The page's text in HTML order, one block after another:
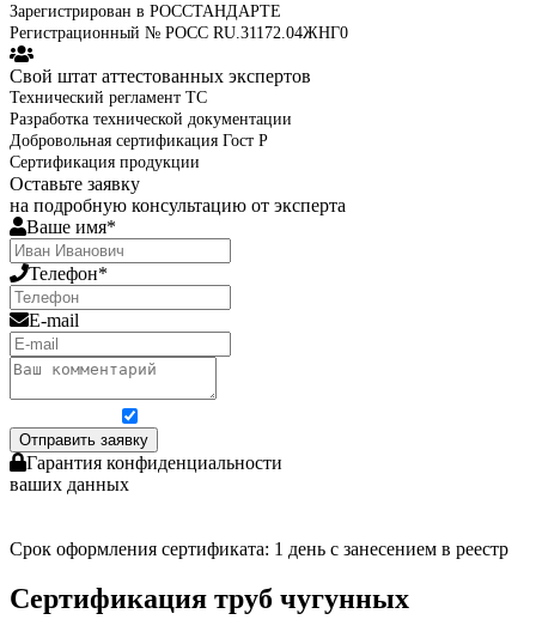
Зарегистрирован в РОССТАНДАРТЕ
Регистрационный № РОСС RU.31172.04ЖНГ0
Свой штат аттестованных экспертов
Технический регламент ТС
Разработка технической документации
Добровольная сертификация Гост Р
Сертификация продукции
Оставьте заявку
на подробную консультацию от эксперта
Ваше имя*
Телефон*
E-mail
Отправить заявку
Гарантия конфиденциальности
ваших данных
Срок оформления сертификата: 1 день с занесением в реестр
Сертификация труб чугунных